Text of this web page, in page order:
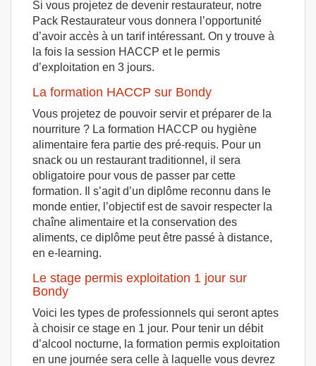
Si vous projetez de devenir restaurateur, notre
Pack Restaurateur vous donnera l’opportunité
d’avoir accès à un tarif intéressant. On y trouve à
la fois la session HACCP et le permis
d’exploitation en 3 jours.
La formation HACCP sur Bondy
Vous projetez de pouvoir servir et préparer de la
nourriture ? La formation HACCP ou hygiène
alimentaire fera partie des pré-requis. Pour un
snack ou un restaurant traditionnel, il sera
obligatoire pour vous de passer par cette
formation. Il s’agit d’un diplôme reconnu dans le
monde entier, l’objectif est de savoir respecter la
chaîne alimentaire et la conservation des
aliments, ce diplôme peut être passé à distance,
en e-learning.
Le stage permis exploitation 1 jour sur
Bondy
Voici les types de professionnels qui seront aptes
à choisir ce stage en 1 jour. Pour tenir un débit
d’alcool nocturne, la formation permis exploitation
en une journée sera celle à laquelle vous devrez